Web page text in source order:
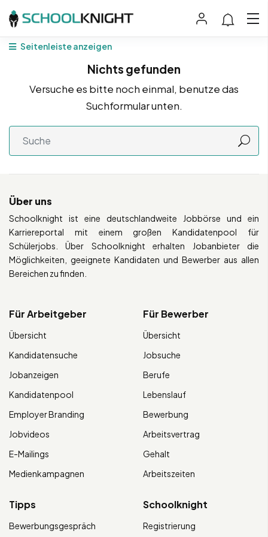
Seitenleiste anzeigen
Nichts gefunden
Versuche es bitte noch einmal, benutze das
Suchformular unten.
Über uns
Schoolknight ist eine deutschlandweite Jobbörse und ein
Karriereportal mit einem großen Kandidatenpool für
Schülerjobs. Über Schoolknight erhalten Jobanbieter die
Möglichkeiten, geeignete Kandidaten und Bewerber aus allen
Bereichen zu finden.
Für Arbeitgeber
Übersicht
Kandidatensuche
Jobanzeigen
Kandidatenpool
Employer Branding
Jobvideos
E-Mailings
Medienkampagnen
Für Bewerber
Übersicht
Jobsuche
Berufe
Lebenslauf
Bewerbung
Arbeitsvertrag
Gehalt
Arbeitszeiten
Tipps
Bewerbungsgespräch
Schoolknight
Registrierung